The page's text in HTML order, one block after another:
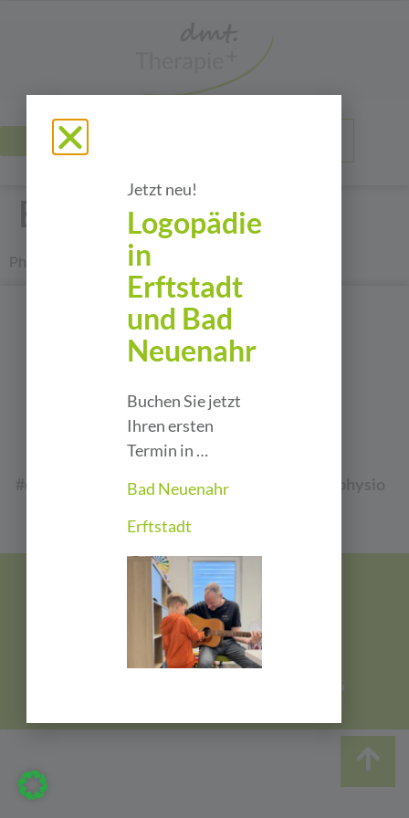
Eduard Zernikel
Physiotherapeut
#dynamisch #motiviert #therapiert #dmtphysio
© dmt. Physiotherapie GmbH & Co. KG
Impressum|Datenschutz
Jetzt neu!
Logopädie
in
Erftstadt
und Bad
Neuenahr
Buchen Sie jetzt
Ihren ersten
Termin in …
Bad Neuenahr
Erftstadt